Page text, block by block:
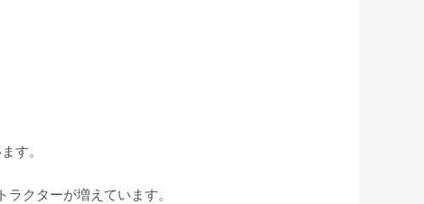
す。
クターが増えています。